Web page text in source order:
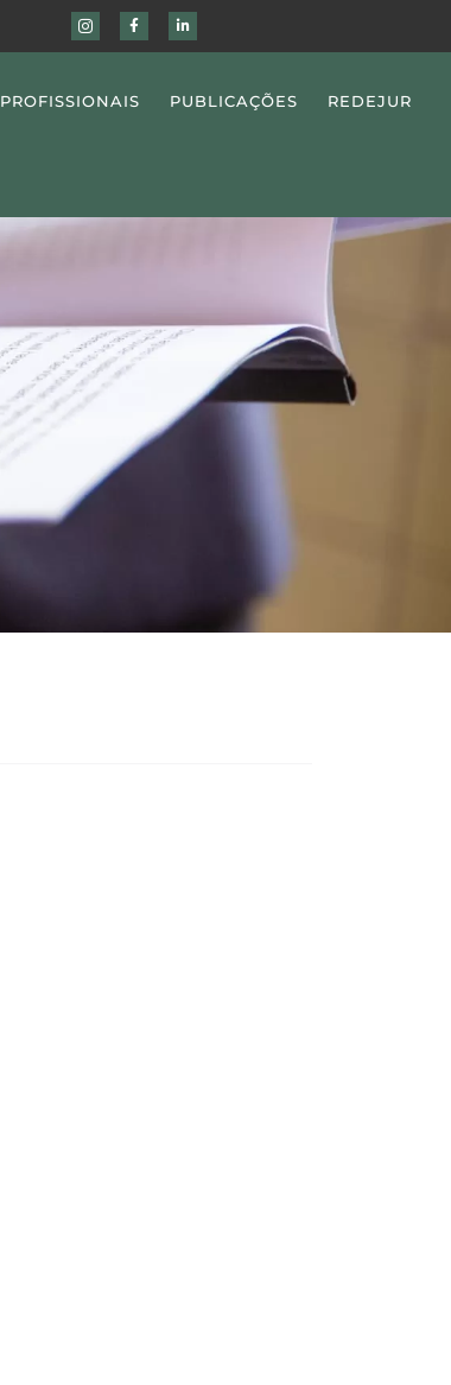
PROFISSIONAIS PUBLICAÇÕES REDEJUR